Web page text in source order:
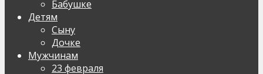
Бабушке
Детям
Сыну
Дочке
Мужчинам
23 февраля